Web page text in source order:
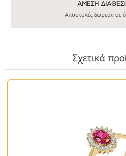
ΆΜΕΣΗ
Αποστολές δωρεάν σε
Σχετικά